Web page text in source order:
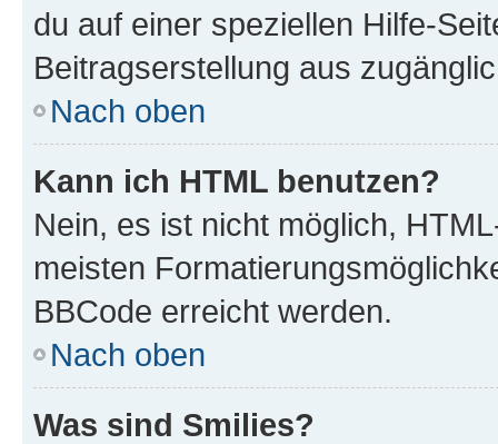
du auf einer speziellen Hilfe-
Beitragserstellung aus
Nach oben
Kann ich HTML benutzen?
Nein, es ist nicht möglich,
meisten
BBCode erreicht werden.
Nach oben
Was sind Smilies?